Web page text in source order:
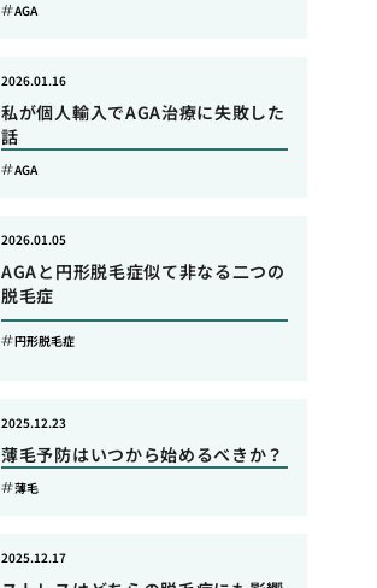
AGA
私が個人輸入でAGA治療に失敗した
話
2026.01.16
AGA
AGAと円形脱毛症似て非なる二つの
脱毛症
2026.01.05
円形脱毛症
薄毛予防はいつから始めるべきか？
2025.12.23
薄毛
2025.12.17